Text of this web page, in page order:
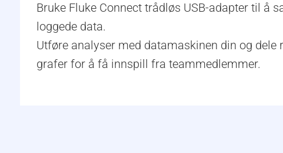
Bruke Fluke Connect trådløs USB-adapter til å
loggede data.
Utføre analyser med datamaskinen din og
grafer for å få innspill fra teammedlemmer.